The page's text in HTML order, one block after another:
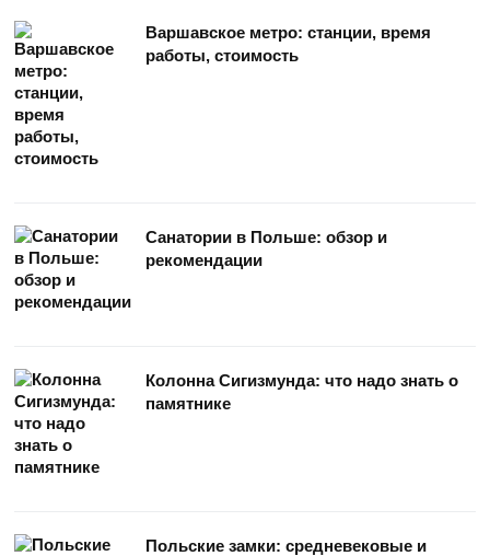
Варшавское метро: станции, время
работы, стоимость
Санатории в Польше: обзор и
рекомендации
Колонна Сигизмунда: что надо знать о
памятнике
Польские замки: средневековые и